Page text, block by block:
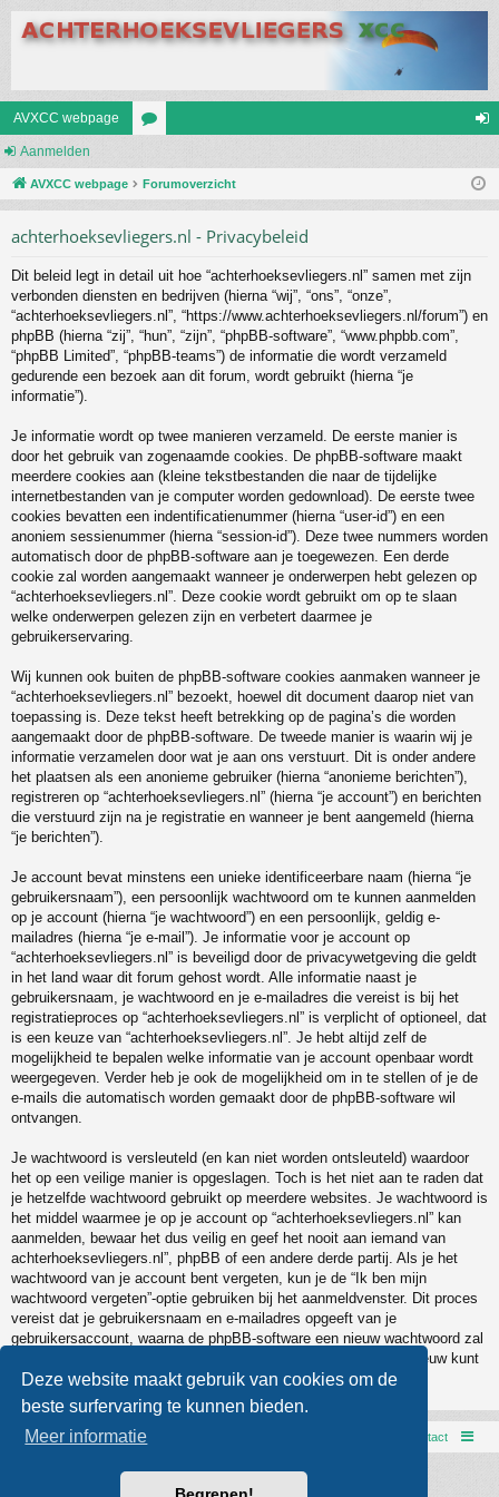
Deze website maakt gebruik van cookies om de
beste surfervaring te kunnen bieden.
Meer informatie
AVXCC webpage
u
s
m
Aanmelden
AVXCC webpage Forumoverzicht
achterhoeksevliegers.nl - Privacybeleid
Dit beleid legt in detail uit hoe “achterhoeksevliegers.nl” samen met zijn
verbonden diensten en bedrijven (hierna “wij”, “ons”, “onze”,
“achterhoeksevliegers.nl”, “https://www.achterhoeksevliegers.nl/forum”) en
phpBB (hierna “zij”, “hun”, “zijn”, “phpBB-software”, “www.phpbb.com”,
“phpBB Limited”, “phpBB-teams”) de informatie die wordt verzameld
gedurende een bezoek aan dit forum, wordt gebruikt (hierna “je
informatie”).
Je informatie wordt op twee manieren verzameld. De eerste manier is
door het gebruik van zogenaamde cookies. De phpBB-software maakt
meerdere cookies aan (kleine tekstbestanden die naar de tijdelijke
internetbestanden van je computer worden gedownload). De eerste twee
cookies bevatten een indentificatienummer (hierna “user-id”) en een
anoniem sessienummer (hierna “session-id”). Deze twee nummers worden
automatisch door de phpBB-software aan je toegewezen. Een derde
cookie zal worden aangemaakt wanneer je onderwerpen hebt gelezen op
“achterhoeksevliegers.nl”. Deze cookie wordt gebruikt om op te slaan
welke onderwerpen gelezen zijn en verbetert daarmee je
gebruikerservaring.
Wij kunnen ook buiten de phpBB-software cookies aanmaken wanneer je
“achterhoeksevliegers.nl” bezoekt, hoewel dit document daarop niet van
toepassing is. Deze tekst heeft betrekking op de pagina’s die worden
aangemaakt door de phpBB-software. De tweede manier is waarin wij je
informatie verzamelen door wat je aan ons verstuurt. Dit is onder andere
het plaatsen als een anonieme gebruiker (hierna “anonieme berichten”),
registreren op “achterhoeksevliegers.nl” (hierna “je account”) en berichten
die verstuurd zijn na je registratie en wanneer je bent aangemeld (hierna
“je berichten”).
Je account bevat minstens een unieke identificeerbare naam (hierna “je
gebruikersnaam”), een persoonlijk wachtwoord om te kunnen aanmelden
op je account (hierna “je wachtwoord”) en een persoonlijk, geldig e-
mailadres (hierna “je e-mail”). Je informatie voor je account op
“achterhoeksevliegers.nl” is beveiligd door de privacywetgeving die geldt
in het land waar dit forum gehost wordt. Alle informatie naast je
gebruikersnaam, je wachtwoord en je e-mailadres die vereist is bij het
registratieproces op “achterhoeksevliegers.nl” is verplicht of optioneel, dat
is een keuze van “achterhoeksevliegers.nl”. Je hebt altijd zelf de
mogelijkheid te bepalen welke informatie van je account openbaar wordt
weergegeven. Verder heb je ook de mogelijkheid om in te stellen of je de
e-mails die automatisch worden gemaakt door de phpBB-software wil
ontvangen.
Je wachtwoord is versleuteld (en kan niet worden ontsleuteld) waardoor
het op een veilige manier is opgeslagen. Toch is het niet aan te raden dat
je hetzelfde wachtwoord gebruikt op meerdere websites. Je wachtwoord is
het middel waarmee je op je account op “achterhoeksevliegers.nl” kan
aanmelden, bewaar het dus veilig en geef het nooit aan iemand van
achterhoeksevliegers.nl”, phpBB of een andere derde partij. Als je het
wachtwoord van je account bent vergeten, kun je de “Ik ben mijn
wachtwoord vergeten”-optie gebruiken bij het aanmeldvenster. Dit proces
vereist dat je gebruikersnaam en e-mailadres opgeeft van je
gebruikersaccount, waarna de phpBB-software een nieuw wachtwoord zal
genereren en zal opsturen naar het e-mailadres, zodat je je opnieuw kunt
aanmelden.
AVXCC webpage Forumoverzicht Contact
Powered byphpBB® Forum Software © phpBB Limited
Style doorArty- phpBB 3.3 door MrGaby